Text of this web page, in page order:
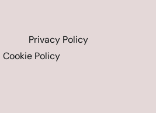
Privacy Policy
Cookie Policy